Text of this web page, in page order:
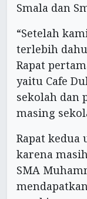
Smala dan
“Setelah
terlebih
Rapat
yaitu Cafe
sekolah dan
masing
Rapat kedua
karena
SMA